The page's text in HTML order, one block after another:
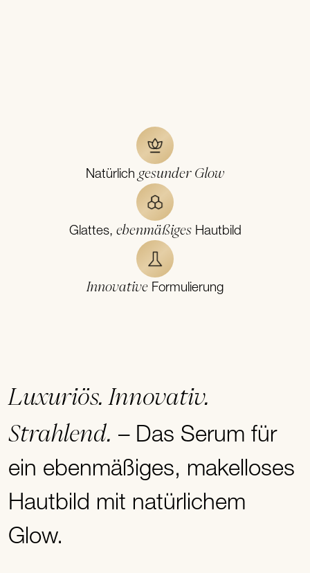
Natürlichgesunder Glow
Glattes, ebenmäßigesHautbild
Innovative Formulierung
Luxuriös. Innovativ.
Strahlend. – Das Serum für
ein ebenmäßiges, makelloses
Hautbild mit natürlichem
Glow.